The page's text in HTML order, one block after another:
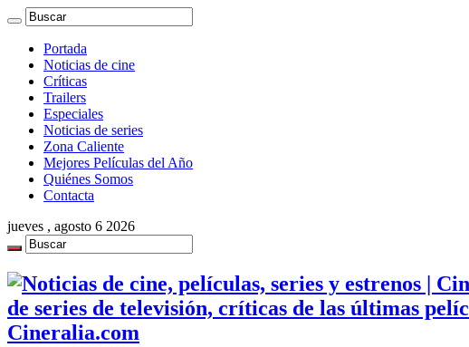
Portada
Noticias de cine
Críticas
Trailers
Especiales
Noticias de series
Zona Caliente
Mejores Películas del Año
Quiénes Somos
Contacta
jueves , agosto 6 2026
de series de televisión, críticas de las últimas
Cineralia.com